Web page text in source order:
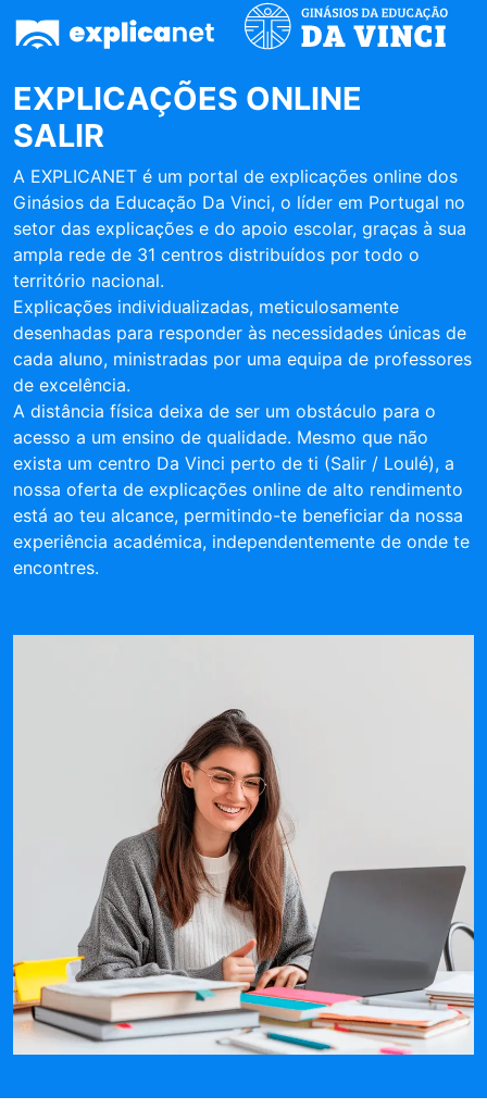
EXPLICAÇÕES ONLINE
SALIR
A EXPLICANET é um portal de explicações online dos
Ginásios da Educação Da Vinci, o líder em Portugal no
setor das explicações e do apoio escolar, graças à sua
ampla rede de 31 centros distribuídos por todo o
território nacional.
Explicações individualizadas, meticulosamente
desenhadas para responder às necessidades únicas de
cada aluno, ministradas por uma equipa de professores
de excelência.
A distância física deixa de ser um obstáculo para o
acesso a um ensino de qualidade. Mesmo que não
exista um centro Da Vinci perto de ti (Salir / Loulé), a
nossa oferta de explicações online de alto rendimento
está ao teu alcance, permitindo-te beneficiar da nossa
experiência académica, independentemente de onde te
encontres.